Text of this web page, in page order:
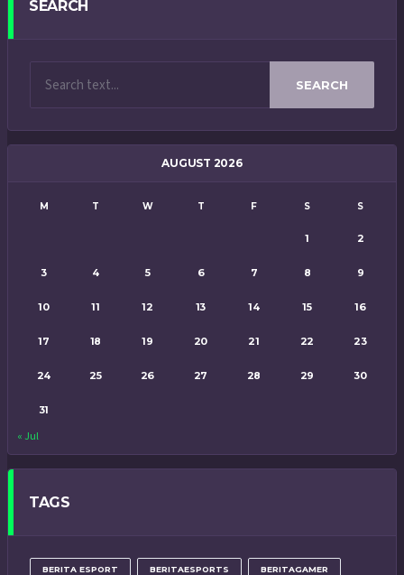
SEARCH
SEARCH
AUGUST 2026
M T W T F S S
1 2
3 4 5 6 7 8 9
10 11 12 13 14 15 16
17 18 19 20 21 22 23
24 25 26 27 28 29 30
31
« Jul
TAGS
BERITA ESPORT BERITAESPORTS BERITAGAMER